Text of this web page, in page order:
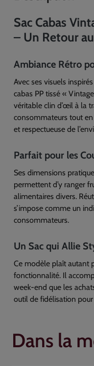
Sac Cabas
– Un Retour
Ambiance Rétro
Avec ses visuels
cabas PP tissé «
véritable clin d’œil à la
consommateurs tout
et respectueuse de
Parfait pour les
Ses dimensions
permettent d’y ranger
alimentaires divers.
s’impose comme un
consommateurs.
Un Sac qui Allie
Ce modèle plaît autant
fonctionnalité. Il
week-end que les
outil de fidélisation
Dans la